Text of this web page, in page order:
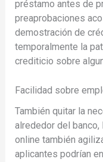
préstamo antes de
preaprobaciones
demostración de
temporalmente la
crediticio sobre
Facilidad sobre
También quitar la
alrededor del
online también
aplicantes podrían